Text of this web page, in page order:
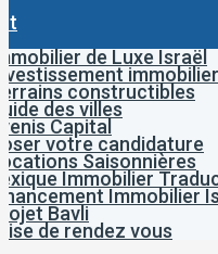
de Luxe Israël
constructibles
des villes
Capital
votre candidature
Saisonnières
Immobilier
Immobilier
Bavli
de rendez vous